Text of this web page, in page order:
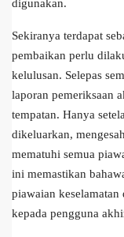
digunakan.
Sekiranya terdapat
pembaikan perlu
kelulusan. Selepas
laporan pemeriksaan
tempatan. Hanya
dikeluarkan,
mematuhi semua
ini memastikan
piawaian
kepada pengguna